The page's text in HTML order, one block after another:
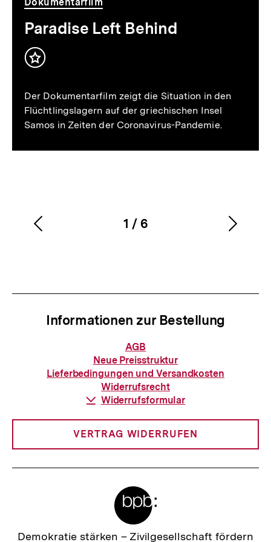
54
Min.
Paradise Left Behind
Inhalt
Der Dokumentarfilm zeigt die Situation in den
Flüchtlingslagern auf der griechischen Insel
Samos in Zeiten der Coronavirus-Pandemie.
Karussellinhalt
1
von
/ 6
Vorherigen
Informationen zur Bestellung
Informationen
zur
Bestellung
AGB
Neue Preisstruktur
Lieferbedingungen und Versandkosten
Widerrufsrecht
Download-
Widerrufsformular
VERTRAG WIDERRUFEN
Zur
Demokratie stärken – Zivilgesellschaft fördern